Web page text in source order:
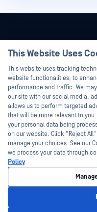
©2026OPSWAT . All rights
MetaAccess、OPSWAT 、Trust no
World's Critical Infrastructure、
DFI、RetroHunt、Deep File
です。第三者の商標は、それぞ
プライバシーポリシ
This Website Uses
This website uses tracking
website functionalities, to
performance and traffic. We
our site with our social media,
allows us to perform targeted
that will be more relevant to
your personal data being
on our website. Click “Reject
manage your choices. See our
we process your data through
Policy
Hey
I'm
How
today?